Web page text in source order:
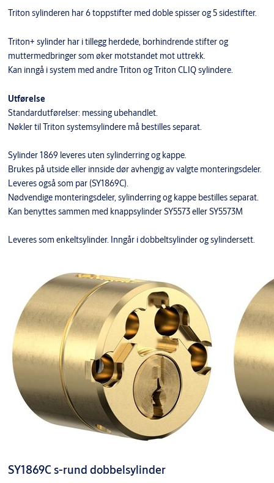
Triton sylinderen har 6 toppstifter med doble spisser og 5 sidestifter.
Triton+ sylinder har i tillegg herdede, borhindrende stifter og
muttermedbringer som øker motstandet mot uttrekk.
Kan inngå i system med andre Triton og Triton CLIQ sylindere.
Utførelse
Standardutførelser: messing ubehandlet.
Nøkler til Triton systemsylindere må bestilles separat.
Sylinder 1869 leveres uten sylinderring og kappe.
Brukes på utside eller innside dør avhengig av valgte monteringsdeler.
Leveres også som par (SY1869C).
Nødvendige monteringsdeler, sylinderring og kappe bestilles separat.
Kan benyttes sammen med knappsylinder SY5573 eller SY5573M
Leveres som enkeltsylinder. Inngår i dobbeltsylinder og sylindersett.
SY1869C s-rund dobbelsylinder